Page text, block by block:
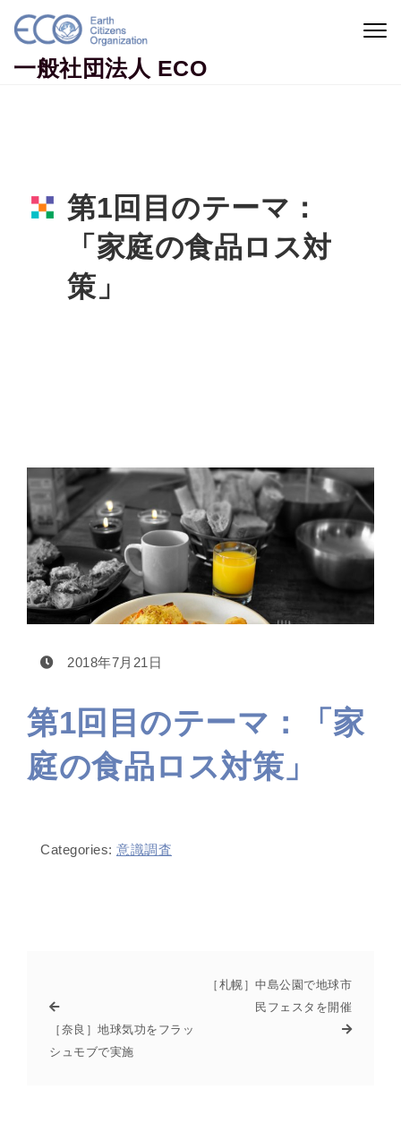
Skip to content
一般社団法人 ECO
第1回目のテーマ：
「家庭の食品ロス対
策」
2018年7月21日
第1回目のテーマ：「家
庭の食品ロス対策」
Categories: 意識調査
［奈良］地球気功をフラッ
シュモブで実施
［札幌］中島公園で地球市
民フェスタを開催